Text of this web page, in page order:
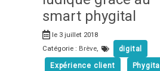
smart phygital
le 3 juillet 2018
Catégorie : Brève, digital
Expérience client Phygital